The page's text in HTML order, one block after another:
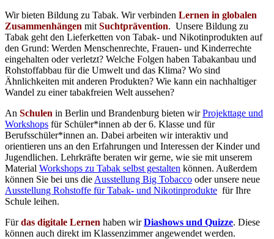
Wir bieten Bildung zu Tabak. Wir verbinden Lernen in globalen
Zusammenhängen mit Suchtprävention. Unsere Bildung zu
Tabak geht den Lieferketten von Tabak- und Nikotinprodukten auf
den Grund: Werden Menschenrechte, Frauen- und Kinderrechte
eingehalten oder verletzt? Welche Folgen haben Tabakanbau und
Rohstoffabbau für die Umwelt und das Klima? Wo sind
Ähnlichkeiten mit anderen Produkten? Wie kann ein nachhaltiger
Wandel zu einer tabakfreien Welt aussehen?
An Schulen in Berlin und Brandenburg bieten wirProjekttage und
Workshops für Schüler*innen ab der 6. Klasse und für
Berufsschüler*innen an. Dabei arbeiten wir interaktiv und
orientieren uns an den Erfahrungen und Interessen der Kinder und
Jugendlichen. Lehrkräfte beraten wir gerne, wie sie mit unserem
Material Workshops zu Tabak selbst gestalten können. Außerdem
können Sie bei uns die Ausstellung Big Tobacco oder unsere neue
Ausstellung Rohstoffe für Tabak- und Nikotinprodukte für Ihre
Schule leihen.
Fürdas digitale Lernen haben wirDiashows und Quizze. Diese
können auch direkt im Klassenzimmer angewendet werden.